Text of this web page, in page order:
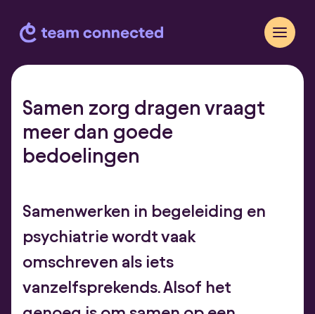
Samen zorg dragen vraagt
meer dan goede
bedoelingen
Samenwerken in begeleiding en
psychiatrie wordt vaak
omschreven als iets
vanzelfsprekends. Alsof het